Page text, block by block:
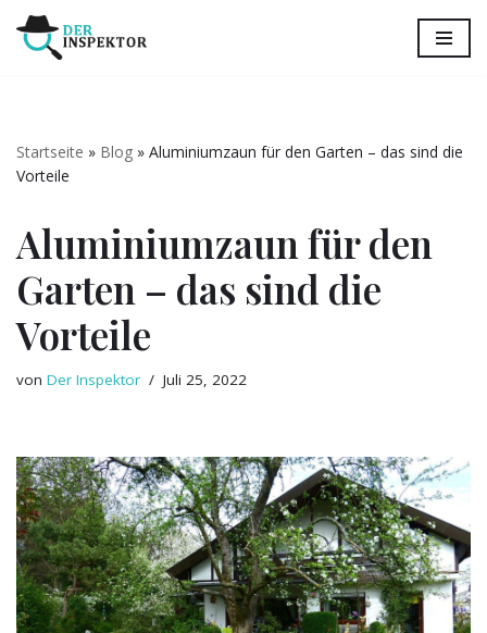
Startseite » Blog » Aluminiumzaun für den Garten – das sind die
Vorteile
Aluminiumzaun für den
Garten – das sind die
Vorteile
von Der Inspektor Juli 25, 2022